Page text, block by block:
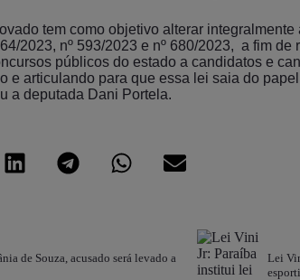
tem como objetivo alterar
2023, nº 593/2023 e nº 680/2023, a fim de
públicos do estado a candidatos e
e articulando para que essa lei saia do
a deputada Dani Portela.
de Souza, acusado será levado a
Lei